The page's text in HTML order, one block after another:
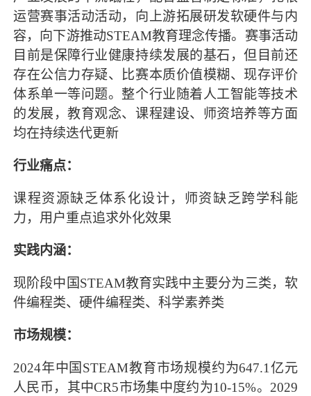
运营赛事活动活动，向上游拓展研发软硬件与内
容，向下游推动STEAM教育理念传播。赛事活动
目前是保障行业健康持续发展的基石，但目前还
存在公信力存疑、比赛本质价值模糊、现存评价
体系单一等问题。整个行业随着人工智能等技术
的发展，教育观念、课程建设、师资培养等方面
均在持续迭代更新
行业痛点：
课程资源缺乏体系化设计，师资缺乏跨学科能
力，用户重点追求外化效果
实践内涵：
现阶段中国STEAM教育实践中主要分为三类，软
件编程类、硬件编程类、科学素养类
市场规模：
2024年中国STEAM教育市场规模约为647.1亿元
人民币，其中CR5市场集中度约为10-15%。2029